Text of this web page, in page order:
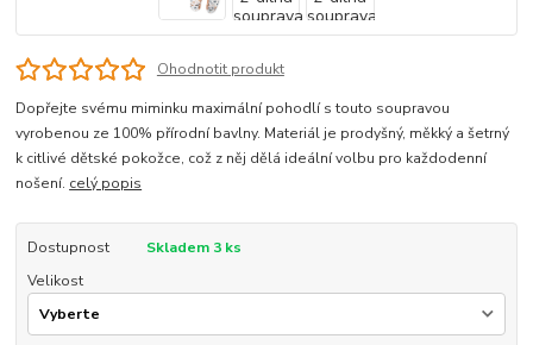
Ohodnotit produkt
Dopřejte svému miminku maximální pohodlí s touto soupravou
vyrobenou ze 100% přírodní bavlny. Materiál je prodyšný, měkký a šetrný
k citlivé dětské pokožce, což z něj dělá ideální volbu pro každodenní
nošení. celý popis
Dostupnost
Skladem 3 ks
Velikost